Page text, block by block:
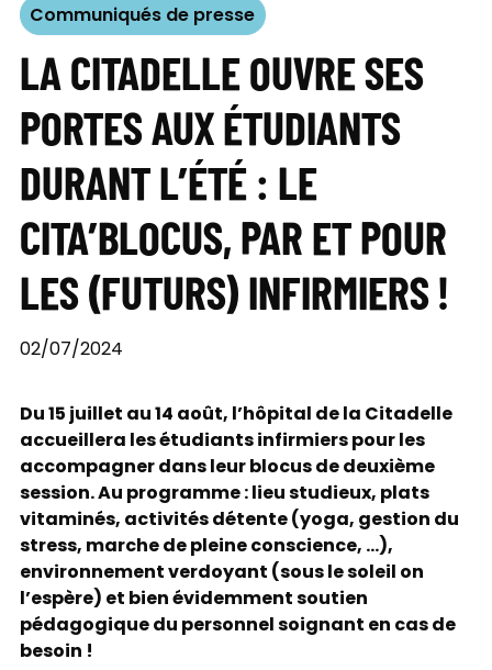
Communiqués de presse
LA CITADELLE OUVRE SES
PORTES AUX ÉTUDIANTS
DURANT L’ÉTÉ : LE
CITA’BLOCUS, PAR ET POUR
LES (FUTURS) INFIRMIERS !
02/07/2024
Du 15 juillet au 14 août, l’hôpital de la Citadelle
accueillera les étudiants infirmiers pour les
accompagner dans leur blocus de deuxième
session. Au programme : lieu studieux, plats
vitaminés, activités détente (yoga, gestion du
stress, marche de pleine conscience, …),
environnement verdoyant (sous le soleil on
l’espère) et bien évidemment soutien
pédagogique du personnel soignant en cas de
besoin !